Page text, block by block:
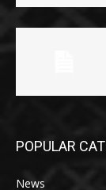
POPULAR
News